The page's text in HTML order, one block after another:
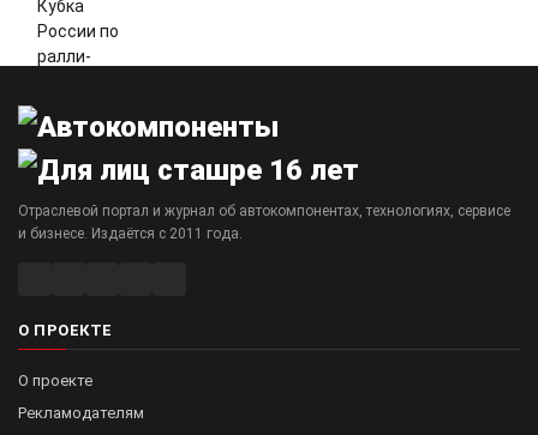
Отраслевой портал и журнал об автокомпонентах, технологиях, сервисе
и бизнесе. Издаётся с 2011 года.
О ПРОЕКТЕ
О проекте
Рекламодателям